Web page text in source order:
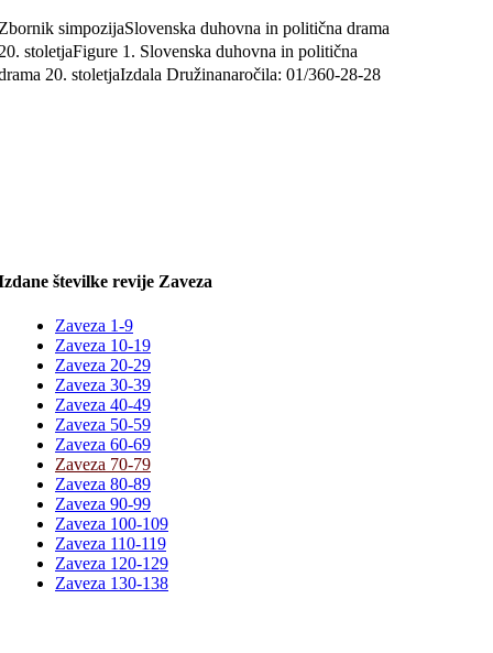
simpozijaSlovenska duhovna in politična drama
stoletjaFigure 1. Slovenska duhovna in politična
20. stoletjaIzdala Družinanaročila: 01/360-28-28
številke revije Zaveza
Zaveza 1-9
Zaveza 10-19
Zaveza 20-29
Zaveza 30-39
Zaveza 40-49
Zaveza 50-59
Zaveza 60-69
Zaveza 70-79
Zaveza 80-89
Zaveza 90-99
Zaveza 100-109
Zaveza 110-119
Zaveza 120-129
Zaveza 130-138